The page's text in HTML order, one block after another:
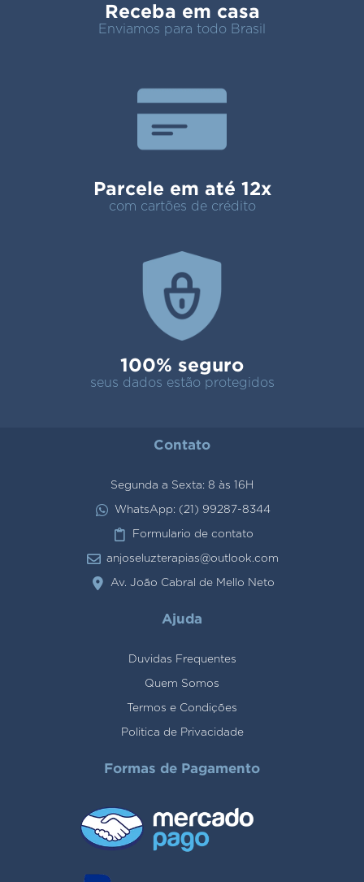
Receba em casa
Enviamos para todo Brasil
Parcele em até 12x
com cartões de crédito
100% seguro
seus dados estão protegidos
Contato
Segunda a Sexta: 8 às 16H
WhatsApp: (21) 99287-8344
Formulario de contato
anjoseluzterapias@outlook.com
Av. João Cabral de Mello Neto
Ajuda
Duvidas Frequentes
Quem Somos
Termos e Condições
Politica de Privacidade
Formas de Pagamento